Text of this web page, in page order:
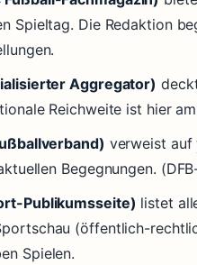
Spieltag. Die Redaktion
Aggregator)
Reichweite ist hier
verweist auf
Begegnungen.
Publikumsseite) listet
(öffentlich-
Spielen.